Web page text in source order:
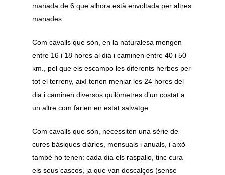
manada de 6 que alhora està envoltada per altres
manades
Com cavalls que són, en la naturalesa mengen
entre 16 i 18 hores al dia i caminen entre 40 i 50
km., pel que els escampo les diferents herbes per
tot el terreny, així tenen menjar les 24 hores del
dia i caminen diversos quilòmetres d’un costat a
un altre com farien en estat salvatge
Com cavalls que són, necessiten una sèrie de
cures bàsiques diàries, mensuals i anuals, i això
també ho tenen: cada dia els raspallo, tinc cura
els seus cascos, ja que van descalços (sense